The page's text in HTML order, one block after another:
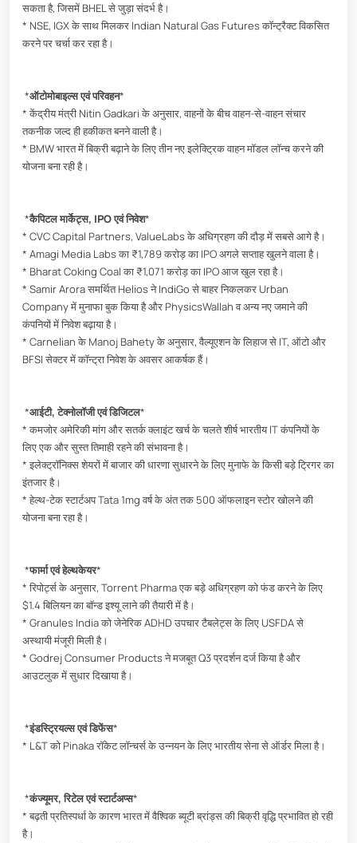
सकता है, जिसमें BHEL से जुड़ा संदर्भ है।
* NSE, IGX के साथ मिलकर Indian Natural Gas Futures कॉन्ट्रैक्ट विकसित
करने पर चर्चा कर रहा है।
*ऑटोमोबाइल्स एवं परिवहन*
* केंद्रीय मंत्री Nitin Gadkari के अनुसार, वाहनों के बीच वाहन-से-वाहन संचार
तकनीक जल्द ही हकीकत बनने वाली है।
* BMW भारत में बिक्री बढ़ाने के लिए तीन नए इलेक्ट्रिक वाहन मॉडल लॉन्च करने की
योजना बना रही है।
*कैपिटल मार्केट्स, IPO एवं निवेश*
* CVC Capital Partners, ValueLabs के अधिग्रहण की दौड़ में सबसे आगे है।
* Amagi Media Labs का ₹1,789 करोड़ का IPO अगले सप्ताह खुलने वाला है।
* Bharat Coking Coal का ₹1,071 करोड़ का IPO आज खुल रहा है।
* Samir Arora समर्थित Helios ने IndiGo से बाहर निकलकर Urban
Company में मुनाफा बुक किया है और PhysicsWallah व अन्य नए जमाने की
कंपनियों में निवेश बढ़ाया है।
* Carnelian के Manoj Bahety के अनुसार, वैल्यूएशन के लिहाज से IT, ऑटो और
BFSI सेक्टर में कॉन्ट्रा निवेश के अवसर आकर्षक हैं।
*आईटी, टेक्नोलॉजी एवं डिजिटल*
* कमजोर अमेरिकी मांग और सतर्क क्लाइंट खर्च के चलते शीर्ष भारतीय IT कंपनियों के
लिए एक और सुस्त तिमाही रहने की संभावना है।
* इलेक्ट्रॉनिक्स शेयरों में बाजार की धारणा सुधारने के लिए मुनाफे के किसी बड़े ट्रिगर का
इंतजार है।
* हेल्थ-टेक स्टार्टअप Tata 1mg वर्ष के अंत तक 500 ऑफलाइन स्टोर खोलने की
योजना बना रहा है।
*फार्मा एवं हेल्थकेयर*
* रिपोर्ट्स के अनुसार, Torrent Pharma एक बड़े अधिग्रहण को फंड करने के लिए
$1.4 बिलियन का बॉन्ड इश्यू लाने की तैयारी में है।
* Granules India को जेनेरिक ADHD उपचार टैबलेट्स के लिए USFDA से
अस्थायी मंजूरी मिली है।
* Godrej Consumer Products ने मजबूत Q3 प्रदर्शन दर्ज किया है और
आउटलुक में सुधार दिखाया है।
*इंडस्ट्रियल्स एवं डिफेंस*
* L&T को Pinaka रॉकेट लॉन्चर्स के उन्नयन के लिए भारतीय सेना से ऑर्डर मिला है।
*कंज्यूमर, रिटेल एवं स्टार्टअप्स*
* बढ़ती प्रतिस्पर्धा के कारण भारत में वैश्विक ब्यूटी ब्रांड्स की बिक्री वृद्धि प्रभावित हो रही
है।